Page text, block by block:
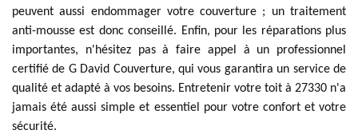
peuvent aussi endommager votre couverture ; un traitement
anti-mousse est donc conseillé. Enfin, pour les réparations plus
importantes, n'hésitez pas à faire appel à un professionnel
certifié de G David Couverture, qui vous garantira un service de
qualité et adapté à vos besoins. Entretenir votre toit à 27330 n'a
jamais été aussi simple et essentiel pour votre confort et votre
sécurité.